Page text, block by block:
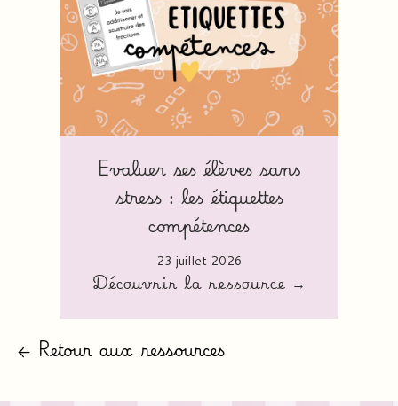
Evaluer ses élèves sans
stress : les étiquettes
compétences
23 juillet 2026
Découvrir la ressource →
← Retour aux ressources